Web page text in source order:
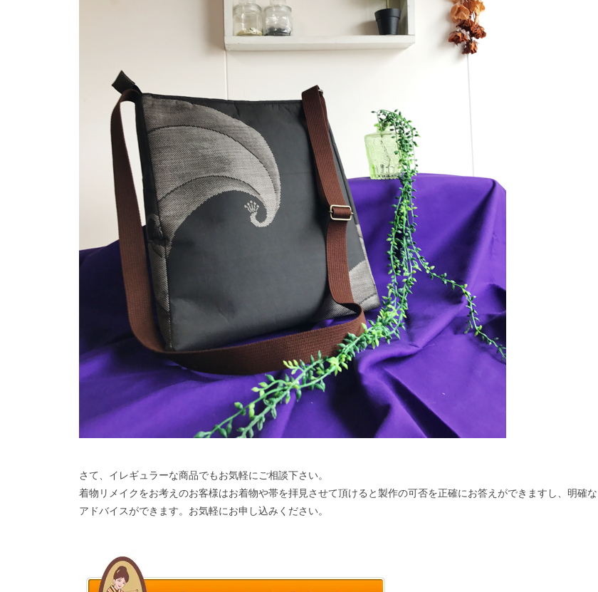
さて、イレギュラーな商品でもお気軽にご相談下さい。
着物リメイクをお考えのお客様はお着物や帯を拝見させて頂けると製作の可否を正確にお答えができますし、明確な
アドバイスができます。お気軽にお申し込みください。